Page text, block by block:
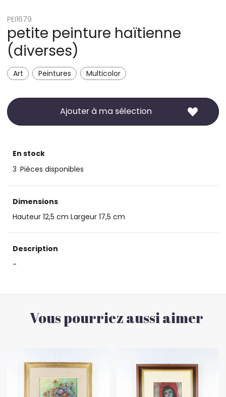
PEI1679
petite peinture haïtienne
(diverses)
Art Peintures Multicolor
Ajouter à ma sélection
En stock
3 Pièces disponibles
Dimensions
Hauteur 12,5 cm Largeur 17,5 cm
Description
-
Vous pourriez aussi aimer